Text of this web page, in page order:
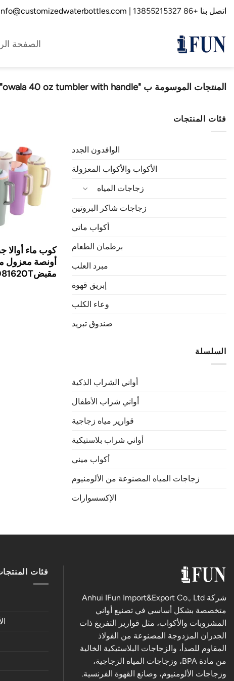
تخطي
للمحتوى
اتصل بنا +86 13855215327
| info@customizedwaterbottles.com
الصفحة
المنتجات الموسومة ب "owala 40 oz tumbler with handle"
فئات المنتجات
الوافدون الجدد
الأكواب والأكواب المعزولة
زجاجات المياه
زجاجات شاكر البروتين
أكواب ماتي
برطمان الطعام
مبرد العلب
إبريق قهوة
وعاء الكلب
صندوق تبريد
السلسلة
أواني الشراب الذكية
أواني شراب الأطفال
قوارير مياه زجاجية
أواني شراب بلاستيكية
أكواب ميني
زجاجات المياه المصنوعة من الألومنيوم
الإكسسوارات
أونصة معزول
مقبض1081620T
شركة Anhui IFun Import&Export Co., Ltd
متخصصة بشكل أساسي في تصنيع أواني
المشروبات والأكواب، مثل قوارير التفريغ ذات
الجدران المزدوجة المصنوعة من الفولاذ
المقاوم للصدأ، والزجاجات البلاستيكية الخالية
من مادة BPA، وزجاجات المياه الزجاجية،
وزجاجات الألومنيوم، وصانع القهوة الفرنسية.
فئات